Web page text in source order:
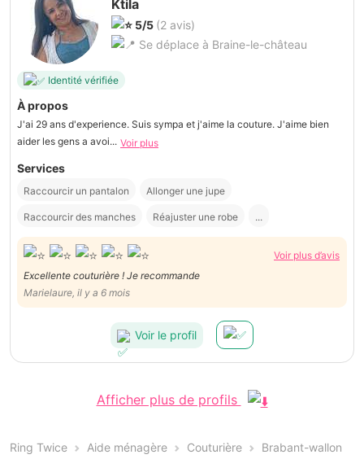
Ktila
5/5 (2 avis)
Se déplace à Braine-le-château
Identité vérifiée
À propos
J'ai 29 ans d'experience. Suis sympa et j'aime la couture. J'aime bien
aider les gens a avoi... Voir plus
Services
Raccourcir un pantalon Allonger une jupe
Raccourcir des manches Réajuster une robe ...
Voir plus d’avis
Excellente couturière ! Je recommande
Marielaure, il y a 6 mois
Voir le profil
Afficher plus de profils
Ring Twice Aide ménagère Couturière
Brabant-wallon